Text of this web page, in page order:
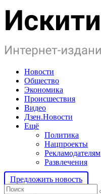
Новости
Общество
Экономика
Происшествия
Видео
Дзен.Новости
Ещё
Политика
Нацпроекты
Рекламодателям
Развлечения
Предложить новость